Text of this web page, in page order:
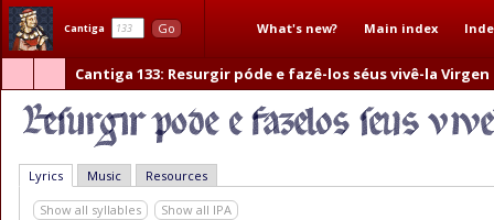
Cantiga Go What's new? Main index
Cantiga 133: Resurgir póde e fazê-los séus vivê-la Virgen
Lyrics Music Resources
Show all syllables
Show all IPA